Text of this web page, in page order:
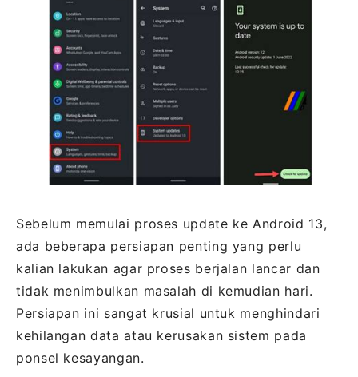
Sebelum memulai proses update ke Android 13,
ada beberapa persiapan penting yang perlu
kalian lakukan agar proses berjalan lancar dan
tidak menimbulkan masalah di kemudian hari.
Persiapan ini sangat krusial untuk menghindari
kehilangan data atau kerusakan sistem pada
ponsel kesayangan.